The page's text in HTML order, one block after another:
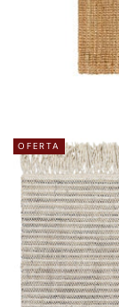
OFERTA